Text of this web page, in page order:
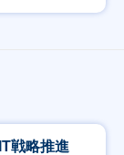
戦略推進